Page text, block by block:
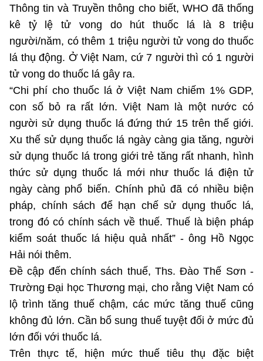
Tiêu chuẩn, đo lường, chất lượng
Năng lượng nguyên tử
Nhiệm vụ trọng tâm
Chọn ngôn ngữ
Vietnamese English
BỘ KHOA HỌC VÀ CÔNG NGHỆ
MINISTRY OF SCIENCE AND TECHNOLOGY
Điều khoản sử dụng Theo dõi MST: Góp ý
Cơ quan chủ quản: Bộ Khoa học và Công nghệ (MST)
Chịu trách nhiệm nội dung: Nguyễn Thị Hải Hằng
Giám đốc Trung tâm Truyền thông Khoa học và Công nghệ.
Địa chỉ: Ban Biên tập Cổng TTĐT - 18 Nguyễn Du, TP. Hà Nội
Điện thoại: 024 3936 9506
Email:stc@mst.gov.vn
©2026 Bản quyền thuộc Bộ Khoa Học và Công Nghệ
(Ghi rõ nguồn "https://mst.gov.vn" khi phát hành lại thông tin từ
website này)
Thông tin và Truyền thông cho biết, WHO đã thống
kê tỷ lệ tử vong do hút thuốc lá là 8 triệu
người/năm, có thêm 1 triệu người tử vong do thuốc
lá thụ động. Ở Việt Nam, cứ 7 người thì có 1 người
tử vong do thuốc lá gây ra.
“Chi phí cho thuốc lá ở Việt Nam chiếm 1% GDP,
con số bỏ ra rất lớn. Việt Nam là một nước có
người sử dụng thuốc lá đứng thứ 15 trên thế giới.
Xu thế sử dụng thuốc lá ngày càng gia tăng, người
sử dụng thuốc lá trong giới trẻ tăng rất nhanh, hình
thức sử dụng thuốc lá mới như thuốc lá điện tử
ngày càng phổ biến. Chính phủ đã có nhiều biện
pháp, chính sách để hạn chế sử dụng thuốc lá,
trong đó có chính sách về thuế. Thuế là biện pháp
kiểm soát thuốc lá hiệu quả nhất” - ông Hồ Ngọc
Hải nói thêm.
Đề cập đến chính sách thuế, Ths. Đào Thế Sơn -
Trường Đại học Thương mại, cho rằng Việt Nam có
lộ trình tăng thuế chậm, các mức tăng thuế cũng
không đủ lớn. Cần bổ sung thuế tuyệt đối ở mức đủ
lớn đối với thuốc lá.
Trên thực tế, hiện mức thuế tiêu thụ đặc biệt